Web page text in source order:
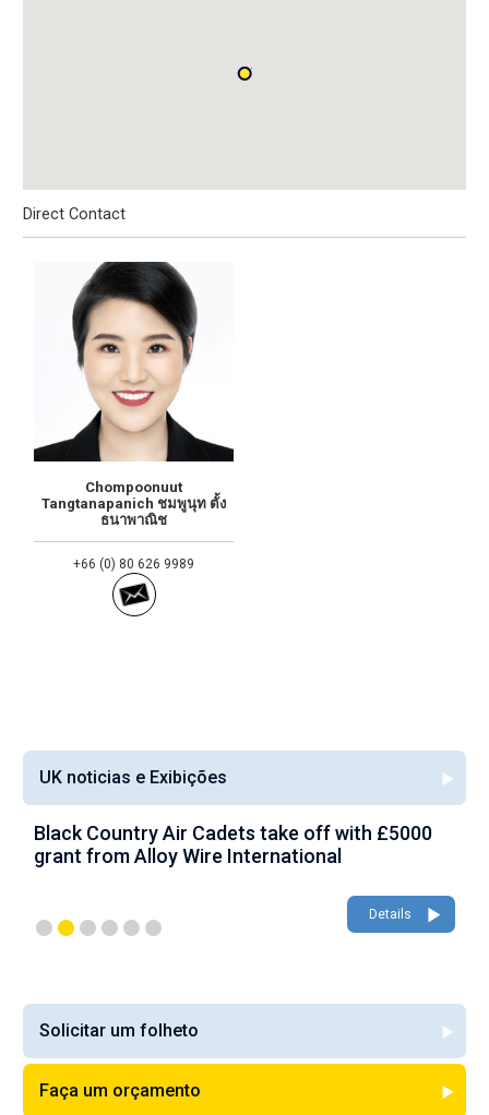
Direct Contact
Chompoonuut
Tangtanapanich ชมพูนุท ตั้ง
ธนาพาณิช
+66 (0) 80 626 9989
UK noticias e Exibições
Black Country Air Cadets take off with £5000
grant from Alloy Wire International
Details
Solicitar um folheto
Faça um orçamento